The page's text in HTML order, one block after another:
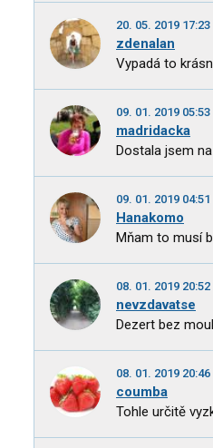
20. 05. 2019 17:23
zdenalan
Vypadá to
09. 01. 2019 05:53
madridacka
Dostala jsem
09. 01. 2019 04:51
Hanakomo
Mňam to musí
08. 01. 2019 20:52
nevzdavatse
Dezert bez
08. 01. 2019 20:46
coumba
Tohle určitě